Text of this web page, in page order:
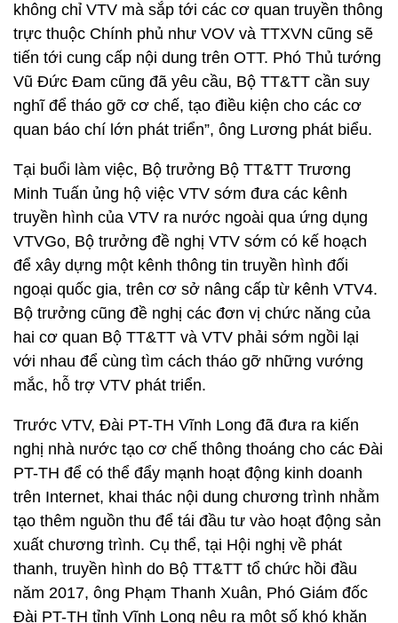
không chỉ VTV mà sắp tới các cơ quan truyền thông
trực thuộc Chính phủ như VOV và TTXVN cũng sẽ
tiến tới cung cấp nội dung trên OTT. Phó Thủ tướng
Vũ Đức Đam cũng đã yêu cầu, Bộ TT&TT cần suy
nghĩ để tháo gỡ cơ chế, tạo điều kiện cho các cơ
quan báo chí lớn phát triển”, ông Lương phát biểu.
Tại buổi làm việc, Bộ trưởng Bộ TT&TT Trương
Minh Tuấn ủng hộ việc VTV sớm đưa các kênh
truyền hình của VTV ra nước ngoài qua ứng dụng
VTVGo, Bộ trưởng đề nghị VTV sớm có kế hoạch
để xây dựng một kênh thông tin truyền hình đối
ngoại quốc gia, trên cơ sở nâng cấp từ kênh VTV4.
Bộ trưởng cũng đề nghị các đơn vị chức năng của
hai cơ quan Bộ TT&TT và VTV phải sớm ngồi lại
với nhau để cùng tìm cách tháo gỡ những vướng
mắc, hỗ trợ VTV phát triển.
Trước VTV, Đài PT-TH Vĩnh Long đã đưa ra kiến
nghị nhà nước tạo cơ chế thông thoáng cho các Đài
PT-TH để có thể đẩy mạnh hoạt động kinh doanh
trên Internet, khai thác nội dung chương trình nhằm
tạo thêm nguồn thu để tái đầu tư vào hoạt động sản
xuất chương trình. Cụ thể, tại Hội nghị về phát
thanh, truyền hình do Bộ TT&TT tổ chức hồi đầu
năm 2017, ông Phạm Thanh Xuân, Phó Giám đốc
Đài PT-TH tỉnh Vĩnh Long nêu ra một số khó khăn